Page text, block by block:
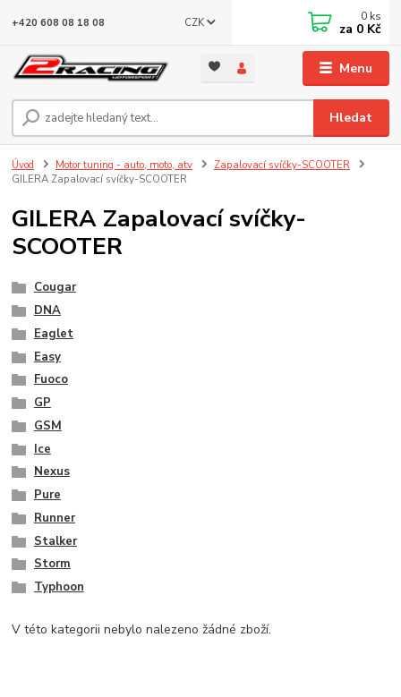
Menu
CZK
Hledat
+420 608 08 18 08 0 ks
za 0 Kč
Úvod Motor tuning - auto, moto, atv
Zapalovací svíčky-SCOOTER
GILERA Zapalovací svíčky-SCOOTER
GILERA Zapalovací svíčky-
SCOOTER
Cougar
DNA
Eaglet
Easy
Fuoco
GP
GSM
Ice
Nexus
Pure
Runner
Stalker
Storm
Typhoon
V této kategorii nebylo nalezeno žádné zboží.